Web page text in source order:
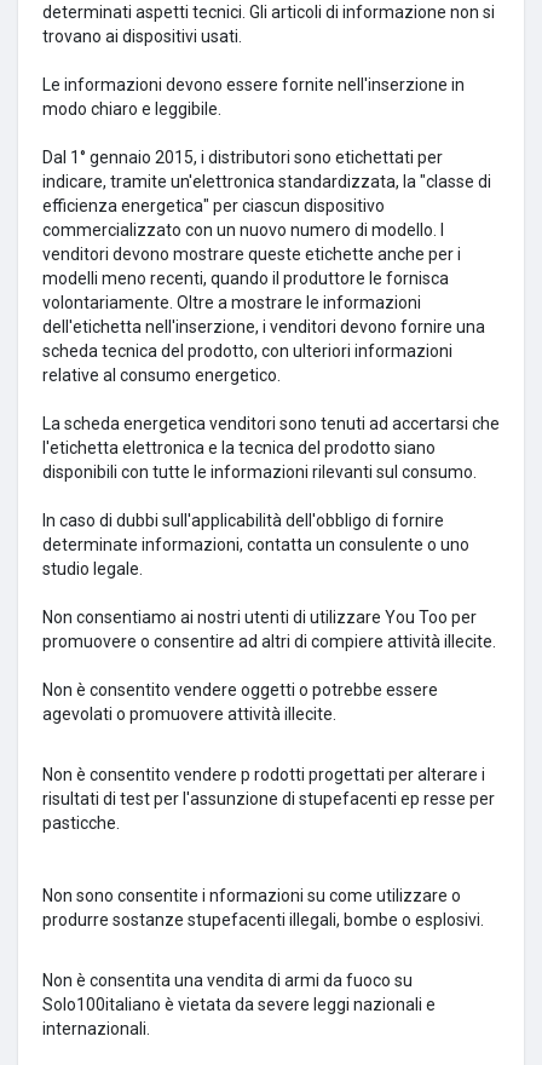
determinati aspetti tecnici. Gli articoli di informazione non si
trovano ai dispositivi usati.
Le informazioni devono essere fornite nell'inserzione in
modo chiaro e leggibile.
Dal 1° gennaio 2015, i distributori sono etichettati per
indicare, tramite un'elettronica standardizzata, la "classe di
efficienza energetica" per ciascun dispositivo
commercializzato con un nuovo numero di modello. I
venditori devono mostrare queste etichette anche per i
modelli meno recenti, quando il produttore le fornisca
volontariamente. Oltre a mostrare le informazioni
dell'etichetta nell'inserzione, i venditori devono fornire una
scheda tecnica del prodotto, con ulteriori informazioni
relative al consumo energetico.
La scheda energetica venditori sono tenuti ad accertarsi che
l'etichetta elettronica e la tecnica del prodotto siano
disponibili con tutte le informazioni rilevanti sul consumo.
In caso di dubbi sull'applicabilità dell'obbligo di fornire
determinate informazioni, contatta un consulente o uno
studio legale.
Non consentiamo ai nostri utenti di utilizzare You Too per
promuovere o consentire ad altri di compiere attività illecite.
Non è consentito vendere oggetti o potrebbe essere
agevolati o promuovere attività illecite.
Non è consentito vendere p rodotti progettati per alterare i
risultati di test per l'assunzione di stupefacenti ep resse per
pasticche.
Non sono consentite i nformazioni su come utilizzare o
produrre sostanze stupefacenti illegali, bombe o esplosivi.
Non è consentita una vendita di armi da fuoco su
Solo100italiano è vietata da severe leggi nazionali e
internazionali.